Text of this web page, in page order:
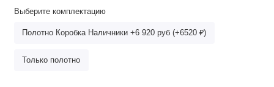
Выберите комплектацию
Полотно Коробка Наличники +6 920 руб (+6520 ₽)
Только полотно